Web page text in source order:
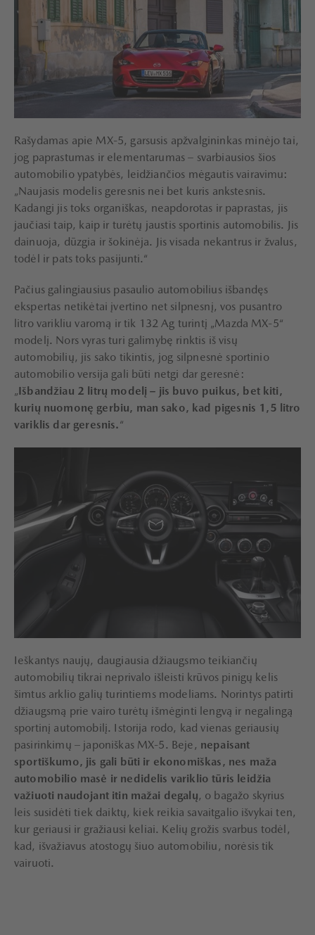
Rašydamas apie MX-5, garsusis apžvalgininkas minėjo tai,
jog paprastumas ir elementarumas – svarbiausios šios
automobilio ypatybės, leidžiančios mėgautis vairavimu:
„Naujasis modelis geresnis nei bet kuris ankstesnis.
Kadangi jis toks organiškas, neapdorotas ir paprastas, jis
jaučiasi taip, kaip ir turėtų jaustis sportinis automobilis. Jis
dainuoja, dūzgia ir šokinėja. Jis visada nekantrus ir žvalus,
todėl ir pats toks pasijunti.“
Pačius galingiausius pasaulio automobilius išbandęs
ekspertas netikėtai įvertino net silpnesnį, vos pusantro
litro varikliu varomą ir tik 132 Ag turintį „Mazda MX-5“
modelį. Nors vyras turi galimybę rinktis iš visų
automobilių, jis sako tikintis, jog silpnesnė sportinio
automobilio versija gali būti netgi dar geresnė:
„Išbandžiau 2 litrų modelį – jis buvo puikus, bet kiti,
kurių nuomonę gerbiu, man sako, kad pigesnis 1,5 litro
variklis dar geresnis.“
Ieškantys naujų, daugiausia džiaugsmo teikiančių
automobilių tikrai neprivalo išleisti krūvos pinigų kelis
šimtus arklio galių turintiems modeliams. Norintys patirti
džiaugsmą prie vairo turėtų išmėginti lengvą ir negalingą
sportinį automobilį. Istorija rodo, kad vienas geriausių
pasirinkimų – japoniškas MX-5. Beje, nepaisant
sportiškumo, jis gali būti ir ekonomiškas, nes maža
automobilio masė ir nedidelis variklio tūris leidžia
važiuoti naudojant itin mažai degalų, o bagažo skyrius
leis susidėti tiek daiktų, kiek reikia savaitgalio išvykai ten,
kur geriausi ir gražiausi keliai. Kelių grožis svarbus todėl,
kad, išvažiavus atostogų šiuo automobiliu, norėsis tik
vairuoti.